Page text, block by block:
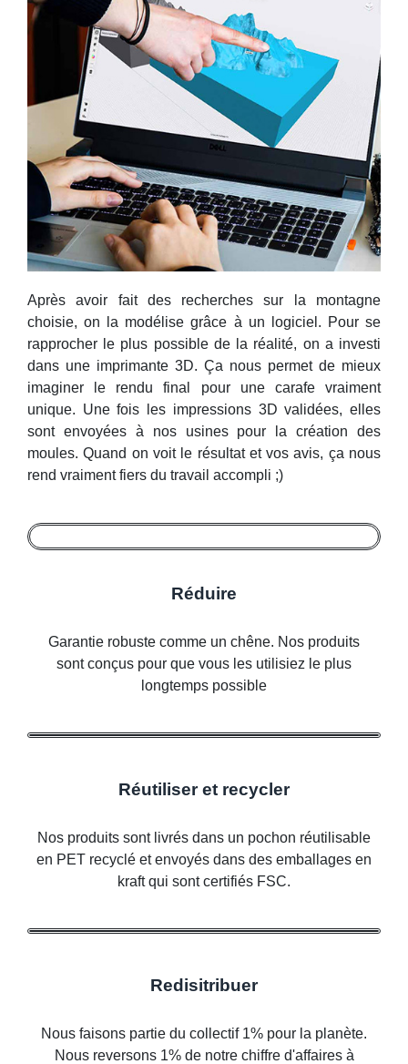
Après avoir fait des recherches sur la montagne
choisie, on la modélise grâce à un logiciel. Pour se
rapprocher le plus possible de la réalité, on a investi
dans une imprimante 3D. Ça nous permet de mieux
imaginer le rendu final pour une carafe vraiment
unique. Une fois les impressions 3D validées, elles
sont envoyées à nos usines pour la création des
moules. Quand on voit le résultat et vos avis, ça nous
rend vraiment fiers du travail accompli ;)
Réduire
Garantie robuste comme un chêne. Nos produits
sont conçus pour que vous les utilisiez le plus
longtemps possible
Réutiliser et recycler
Nos produits sont livrés dans un pochon réutilisable
en PET recyclé et envoyés dans des emballages en
kraft qui sont certifiés FSC.
Redisitribuer
Nous faisons partie du collectif 1% pour la planète.
Nous reversons 1% de notre chiffre d'affaires à